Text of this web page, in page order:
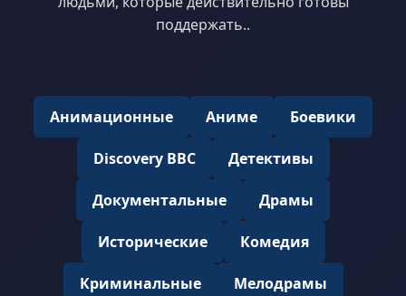
поддержать..
Анимационные Аниме Боевики
Discovery BBC Детективы
Документальные Драмы
Исторические Комедия
Криминальные Мелодрамы